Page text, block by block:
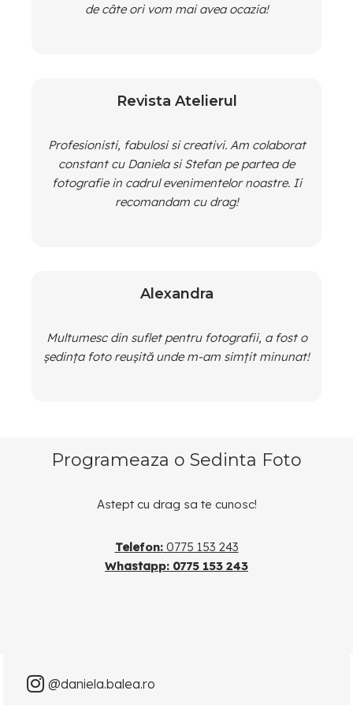
de câte ori vom mai avea ocazia!
Revista Atelierul
Profesionisti, fabulosi si creativi. Am colaborat
constant cu Daniela si Stefan pe partea de
fotografie in cadrul evenimentelor noastre. Ii
recomandam cu drag!
Alexandra
Multumesc din suflet pentru fotografii, a fost o
ședința foto reușită unde m-am simțit minunat!
Programeaza o Sedinta Foto
Astept cu drag sa te cunosc!
Telefon:0775 153 243
Whastapp: 0775 153 243
@daniela.balea.ro